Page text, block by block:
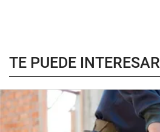
TE PUEDE INTERESAR